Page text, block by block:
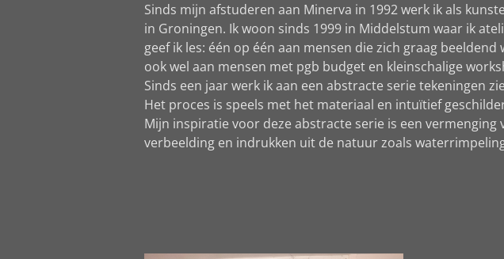
Sinds mijn afstuderen aan Minerva in 1992 werk ik als
in Groningen. Ik woon sinds 1999 in Middelstum waar ik
geef ik les: één op één aan mensen die zich graag
ook wel aan mensen met pgb budget en kleinschalige
Sinds een jaar werk ik aan een abstracte serie tekeningen
Het proces is speels met het materiaal en intuïtief
Mijn inspiratie voor deze abstracte serie is een vermenging
verbeelding en indrukken uit de natuur zoals